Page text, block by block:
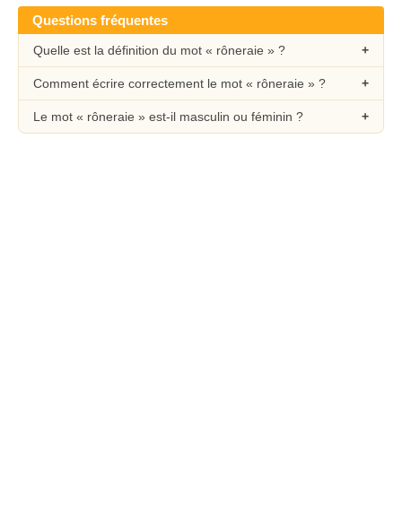
Questions fréquentes
Quelle est la définition du mot « rôneraie » ?
Comment écrire correctement le mot « rôneraie » ?
Le mot « rôneraie » est-il masculin ou féminin ?